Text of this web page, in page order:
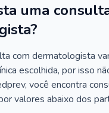
uma
com dermatologista
escolhida, por isso
você encontra
valores abaixo dos